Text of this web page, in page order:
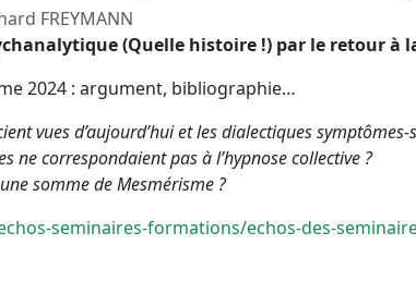
FREYMANN
(Quelle histoire !) par le retour à
2024 : argument, bibliographie…
vues d’aujourd’hui etles dialectiques symptômes-
ne correspondaient pas à l’hypnose collective ?
somme de Mesmérisme ?
seminaires-formations/echos-des-